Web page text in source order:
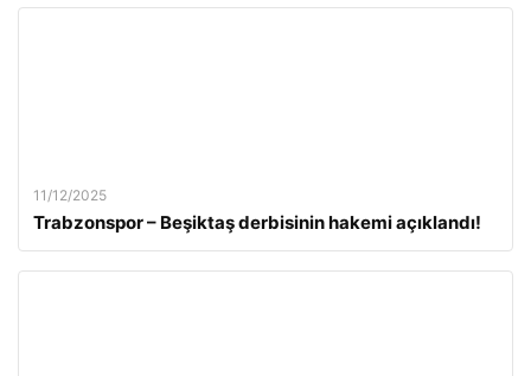
11/12/2025
Trabzonspor – Beşiktaş derbisinin hakemi açıklandı!